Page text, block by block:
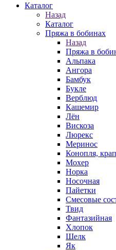
Каталог
Назад
Каталог
Пряжа в бобинах
Назад
Пряжа в
Альпака
Ангора
Бамбук
Букле
Верблюд
Кашемир
Лён
Вискоза
Люрекс
Меринос
Конопля,
Мохер
Норка
Носочная
Пайетки
Смесовые
Твид
Фантазийная
Хлопок
Шелк
Як